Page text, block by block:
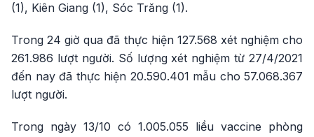
(1), Kiên Giang (1), Sóc Trăng (1).
Trong 24 giờ qua đã thực hiện 127.568 xét nghiệm cho
261.986 lượt người. Số lượng xét nghiệm từ 27/4/2021
đến nay đã thực hiện 20.590.401 mẫu cho 57.068.367
lượt người.
Trong ngày 13/10 có 1.005.055 liều vaccine phòng